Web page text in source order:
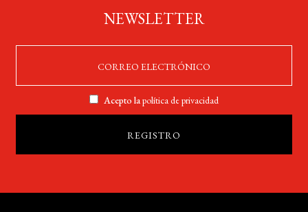
NEWSLETTER
Acepto lapolítica de privacidad